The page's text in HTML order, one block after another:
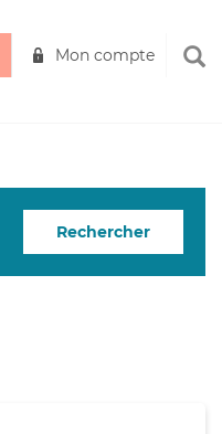
Mon compte
Rechercher